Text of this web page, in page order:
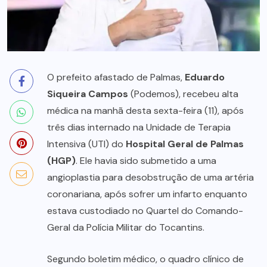
O prefeito afastado de Palmas, Eduardo
Siqueira Campos (Podemos), recebeu alta
médica na manhã desta sexta-feira (11), após
três dias internado na Unidade de Terapia
Intensiva (UTI) do Hospital Geral de Palmas
(HGP). Ele havia sido submetido a uma
angioplastia para desobstrução de uma artéria
coronariana, após sofrer um infarto enquanto
estava custodiado no Quartel do Comando-
Geral da Polícia Militar do Tocantins.
Segundo boletim médico, o quadro clínico de